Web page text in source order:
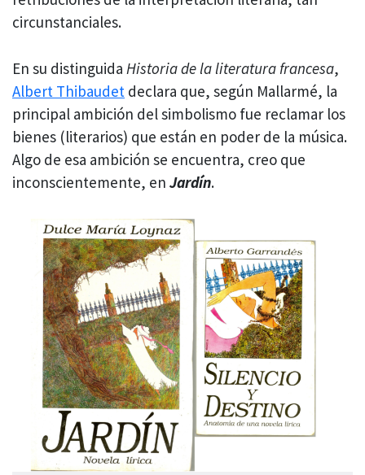
circunstanciales.
En su distinguida Historia de la literatura francesa,
Albert Thibaudet declara que, según Mallarmé, la
principal ambición del simbolismo fue reclamar los
bienes (literarios) que están en poder de la música.
Algo de esa ambición se encuentra, creo que
inconscientemente, en Jardín.